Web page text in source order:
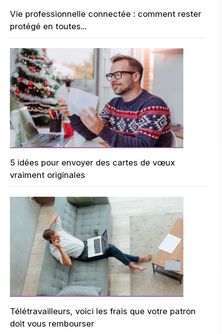
Vie professionnelle connectée : comment rester
protégé en toutes...
5 idées pour envoyer des cartes de vœux
vraiment originales
Télétravailleurs, voici les frais que votre patron
doit vous rembourser